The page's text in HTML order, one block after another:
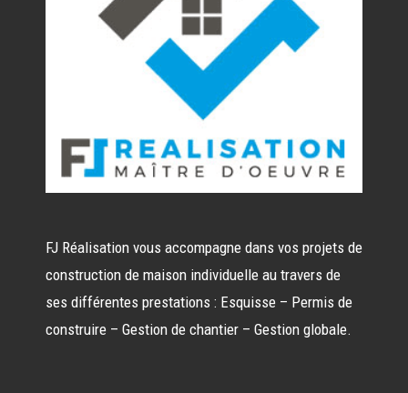
FJ Réalisation vous accompagne dans vos projets de
construction de maison individuelle au travers de
ses différentes prestations : Esquisse – Permis de
construire – Gestion de chantier – Gestion globale.